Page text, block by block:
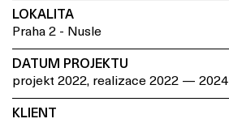
LOKALITA
Praha 2 - Nusle
DATUM PROJEKTU
projekt 2022, realizace 2022 — 2024
KLIENT